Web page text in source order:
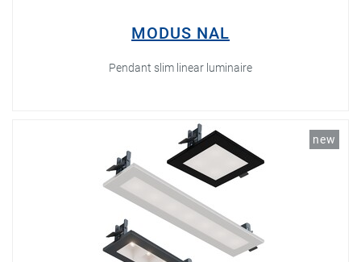
MODUS NAL
Pendant slim linear luminaire
new